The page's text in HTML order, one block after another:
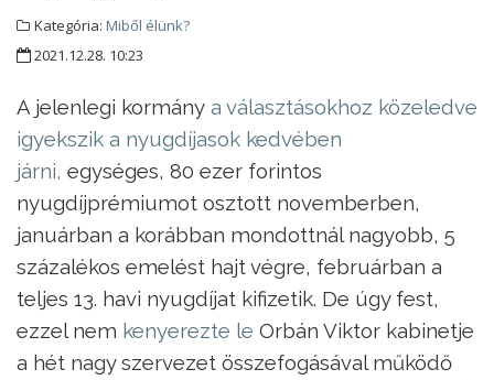
Kategória: Miből élünk?
2021.12.28. 10:23
A jelenlegi kormány a választásokhoz közeledve
igyekszik a nyugdíjasok kedvében
járni, egységes, 80 ezer forintos
nyugdíjprémiumot osztott novemberben,
januárban a korábban mondottnál nagyobb, 5
százalékos emelést hajt végre, februárban a
teljes 13. havi nyugdíjat kifizetik. De úgy fest,
ezzel nem kenyerezte le Orbán Viktor kabinetje
a hét nagy szervezet összefogásával működő